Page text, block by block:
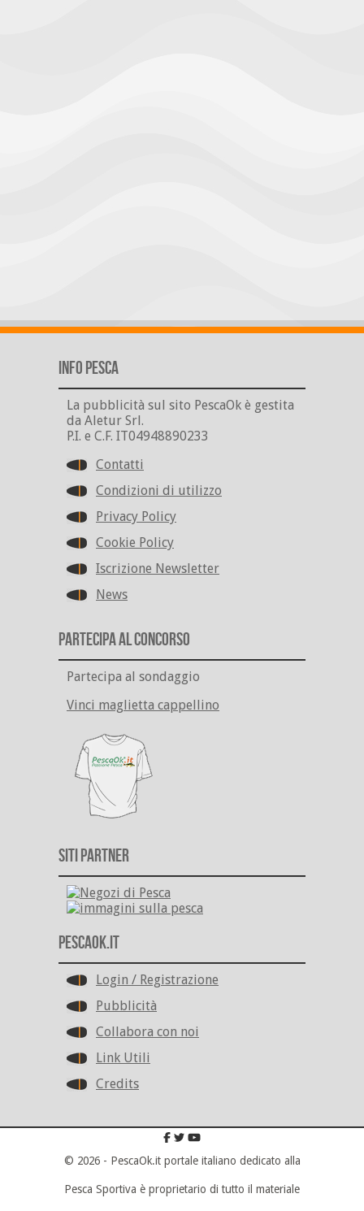
Info Pesca
La pubblicità sul sito PescaOk è gestita
da Aletur Srl.
P.I. e C.F. IT04948890233
Contatti
Condizioni di utilizzo
Privacy Policy
Cookie Policy
Iscrizione Newsletter
News
Partecipa al Concorso
Partecipa al sondaggio
Vinci maglietta cappellino
Siti Partner
PescaOk.it
Login / Registrazione
Pubblicità
Collabora con noi
Link Utili
Credits
© 2026 - PescaOk.it portale italiano dedicato alla
Pesca Sportiva è proprietario di tutto il materiale